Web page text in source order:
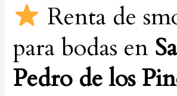
Renta de
para bodas en
Pedro de los